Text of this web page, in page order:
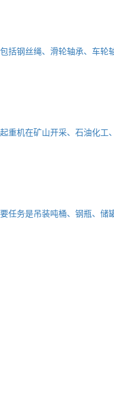
钢丝绳、滑轮轴承、车
机在矿山开采、石油化
务是吊装吨桶、钢瓶、储